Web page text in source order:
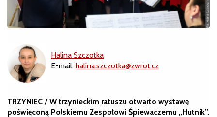
Halina Szczotka
E-mail: halina.szczotka@zwrot.cz
TRZYNIEC / W trzynieckim ratuszu otwarto wystawę
poświęconą Polskiemu Zespołowi Śpiewaczemu „Hutnik”.